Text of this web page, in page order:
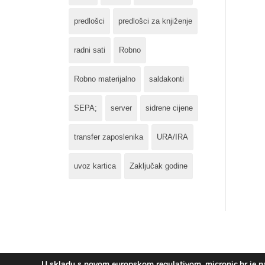
predlošci predlošci za knjiženje
radni sati Robno
Robno materijalno saldakonti
SEPA; server sidrene cijene
transfer zaposlenika URA/IRA
uvoz kartica Zaključak godine